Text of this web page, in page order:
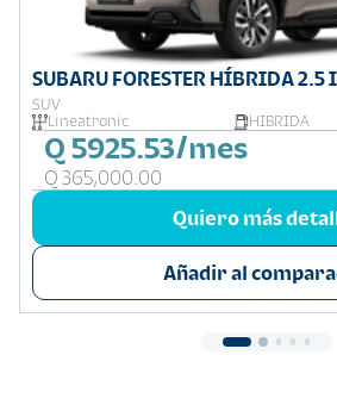
SUBARU FORESTER HÍBRIDA 2.5
SUV
Lineatronic
HIBRIDA
Q 5925.53/mes
Q 365,000.00
Quiero más
Añadir al